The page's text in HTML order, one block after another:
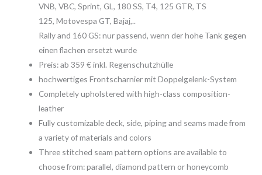
VNB, VBC, Sprint, GL, 180 SS, T4, 125 GTR, TS
125, Motovespa GT, Bajaj,..
Rally and 160 GS: nur passend, wenn der hohe Tank gegen
einen flachen ersetzt wurde
Preis: ab 359 € inkl. Regenschutzhülle
hochwertiges Frontscharnier mit Doppelgelenk-System
Completely upholstered with high-class composition-
leather
Fully customizable deck, side, piping and seams made from
a variety of materials and colors
Three stitched seam pattern options are available to
choose from: parallel, diamond pattern or honeycomb